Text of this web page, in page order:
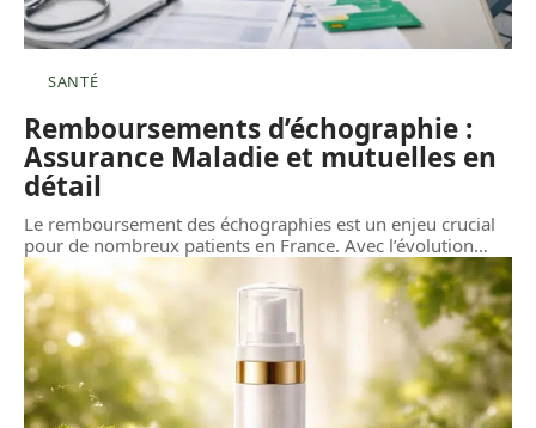
SANTÉ
Remboursements d’échographie :
Assurance Maladie et mutuelles en
détail
Le remboursement des échographies est un enjeu crucial
pour de nombreux patients en France. Avec l’évolution…